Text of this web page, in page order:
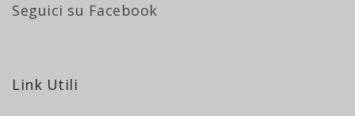
Seguici su Facebook
Link Utili